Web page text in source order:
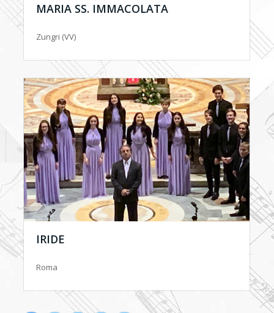
MARIA SS. IMMACOLATA
Zungri (VV)
IRIDE
Roma